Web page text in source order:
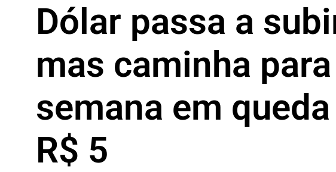
Dólar passa a
mas caminha
semana em
R$ 5